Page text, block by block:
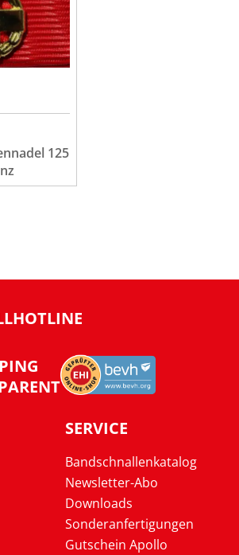
125
SERVICE
Bandschnallenkatalog
Newsletter-Abo
Downloads
Sonderanfertigungen
Gutschein Apollo